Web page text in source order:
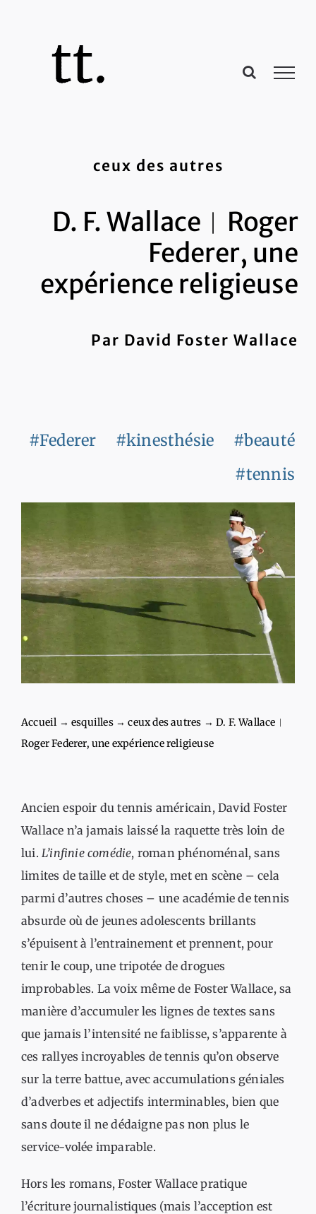
ceux des autres
D. F. Wallace︱Roger
Federer, une
expérience religieuse
Par David Foster Wallace
#Federer #kinesthésie
#beauté
#tennis
Accueil → esquilles→ceux des autres →D. F. Wallace︱
Roger Federer, une expérience religieuse
Ancien espoir du tennis américain, David Foster
Wallace n’a jamais laissé la raquette très loin de
lui. L’infinie comédie, roman phénoménal, sans
limites de taille et de style, met en scène – cela
parmi d’autres choses – une académie de tennis
absurde où de jeunes adolescents brillants
s’épuisent à l’entrainement et prennent, pour
tenir le coup, une tripotée de drogues
improbables. La voix même de Foster Wallace, sa
manière d’accumuler les lignes de textes sans
que jamais l’intensité ne faiblisse, s’apparente à
ces rallyes incroyables de tennis qu’on observe
sur la terre battue, avec accumulations géniales
d’adverbes et adjectifs interminables, bien que
sans doute il ne dédaigne pas non plus le
service-volée imparable.
Hors les romans, Foster Wallace pratique
l’écriture journalistiques (mais l’acception est